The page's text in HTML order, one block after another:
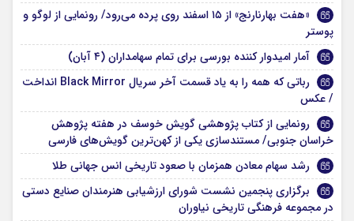
«هفت بهارنارنج» از ۱۵ اسفند روی پرده می‌رود/ رونمایی از لوگو و
پوستر
آمار امیدوار کننده بورسی برای تمام سهامداران (۴ آبان)
رباتی که همه را به یاد قسمت آخر سریال Black Mirror انداخت
/ عکس
رونمایی از کتاب پژوهشی گویش خوسف در هفته پژوهش
خراسان جنوبی/ مستندسازی یکی از کهن‌ترین گویش‌های فارسی
رشد سهام معادن همزمان با صعود تاریخی انس جهانی طلا
برگزاری پنجمین نشست شورای ارزشیابی هنرمندان صنایع دستی
در مجموعه فرهنگی تاریخی نیاوران